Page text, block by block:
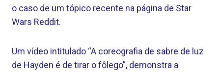
o caso de um tópico recente na página de Star
Wars Reddit.
Um vídeo intitulado “A coreografia de sabre de luz
de Hayden é de tirar o fôlego”, demonstra a